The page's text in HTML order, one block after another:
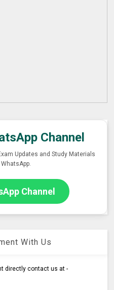
Channel
Updates and Study Materials
Channel
With Us
directly contact us at -